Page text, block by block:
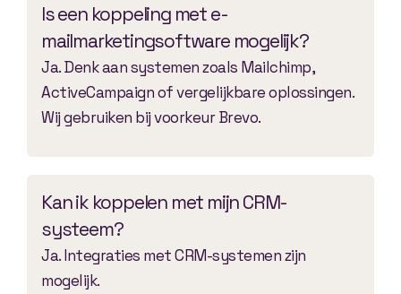
Is een koppeling met e-
mailmarketingsoftware mogelijk?
Ja. Denk aan systemen zoals Mailchimp,
ActiveCampaign of vergelijkbare oplossingen.
Wij gebruiken bij voorkeur Brevo.
Kan ik koppelen met mijn CRM-
systeem?
Ja. Integraties met CRM-systemen zijn
mogelijk.